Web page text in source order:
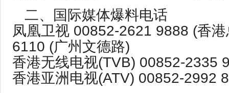
二、国际媒体爆料电话
凤凰卫视 00852-2621 9888 (香
6110 (广州文德路)
香港无线电视(TVB) 00852-2335
香港亚洲电视(ATV) 00852-2992